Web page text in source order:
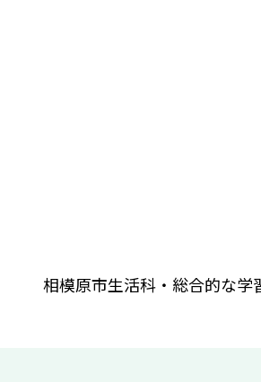
相模原市生活科・総合的な学